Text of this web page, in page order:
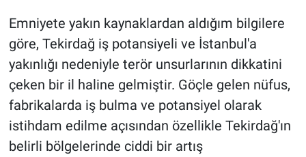
Emniyete yakın kaynaklardan aldığım bilgilere
göre, Tekirdağ iş potansiyeli ve İstanbul'a
yakınlığı nedeniyle terör unsurlarının dikkatini
çeken bir il haline gelmiştir. Göçle gelen nüfus,
fabrikalarda iş bulma ve potansiyel olarak
istihdam edilme açısından özellikle Tekirdağ'ın
belirli bölgelerinde ciddi bir artış